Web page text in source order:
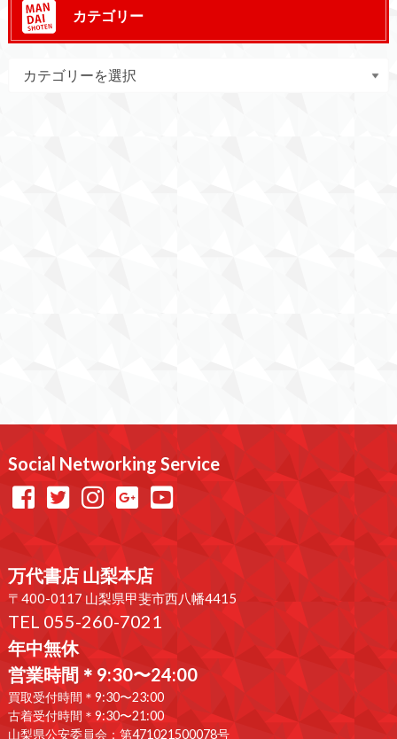
カテゴリー
Social Networking Service
万代書店 山梨本店
〒400-0117 山梨県甲斐市西八幡4415
TEL 055-260-7021
年中無休
営業時間＊9:30〜24:00
買取受付時間＊9:30〜23:00
古着受付時間＊9:30〜21:00
山梨県公安委員会：第471021500078号